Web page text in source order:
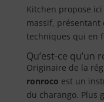
Kitchen propose
massif,
techniques qui en
Qu’est-ce qu’un
Originaire de la
ronroco est un
du charango. Plus